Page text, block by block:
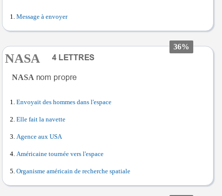
Message à envoyer
36%
NASA
NASA
Envoyait des hommes dans l'espace
Elle fait la navette
Agence aux USA
Américaine tournée vers l'espace
Organisme américain de recherche spatiale